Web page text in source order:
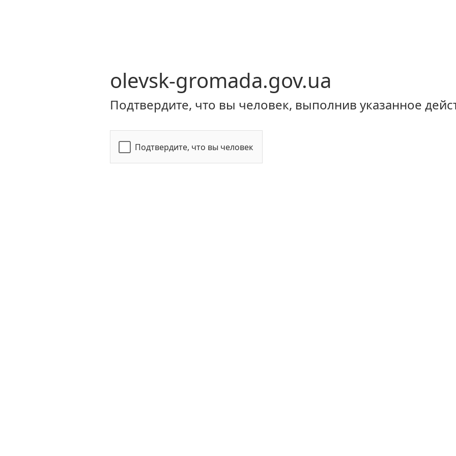
olevsk-gromada.gov.ua
Подтвердите, что вы человек, выполнив указанное
Подтвердите, что вы человек